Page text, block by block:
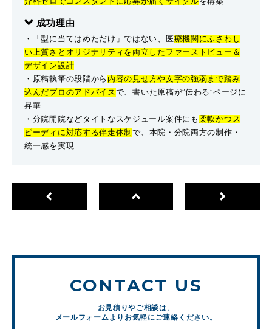
成功理由
・「型に当てはめただけ」ではない、 医療機関にふさわし
い上質さとオリジナリティを両立したファーストビュー＆
デザイン設計
・原稿執筆の段階から 内容の見せ方や文字の強弱まで踏み
込んだプロのアドバイスで、書いた原稿が”伝わる”ページに
昇華
・分院開院などタイトなスケジュール案件にも 柔軟かつス
ピーディに対応する伴走体制で、本院・分院両方の制作・
統一感を実現
CONTACT US
お見積りやご相談は、
メールフォームよりお気軽にご連絡ください。